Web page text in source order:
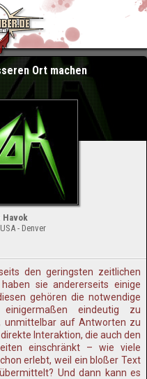
Ort machen
Havok
- Denver
den geringsten zeitlichen
sie andererseits einige
gehören die notwendige
einigermaßen eindeutig zu
unmittelbar auf Antworten zu
Interaktion, die auch den
einschränkt – wie viele
erlebt, weil ein bloßer Text
Und dann kann es